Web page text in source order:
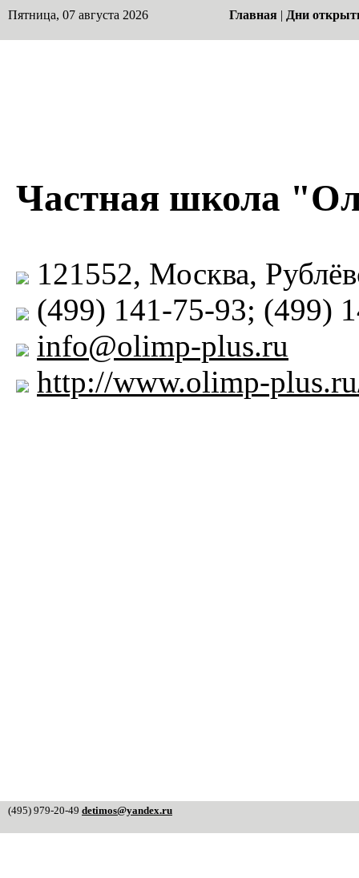
Пятница, 07 августа 2026 Главная | Дни
Частная школа
121552, Москва,
(499) 141-75-93; (499)
info@olimp-plus.ru
http://www.olimp-
(495) 979-20-49 detimos@yandex.ru